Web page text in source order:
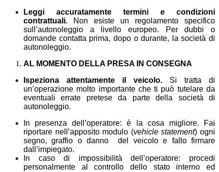
Leggi accuratamente termini e condizioni
contrattuali.
Non esiste un regolamento specifico
sull’autonoleggio a livello europeo. Per dubbi o
domande contatta prima, dopo o durante, la società di
autonoleggio.
AL MOMENTO DELLA PRESA IN CONSEGNA
Ispeziona attentamente il veicolo. Si tratta di
un’operazione molto importante che ti può tutelare da
eventuali errate pretese da parte della società di
autonoleggio.
In presenza dell’operatore: è la cosa migliore. Fai
riportare nell’apposito modulo (vehicle statement) ogni
segno, graffio o danno del veicolo e fallo firmare
dall’impiegato.
In caso di impossibilità dell’operatore: procedi
personalmente al controllo dello stato interno ed